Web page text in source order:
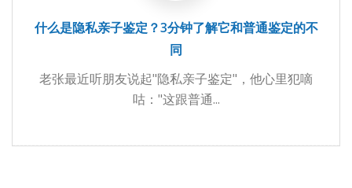
什么是隐私亲子鉴定？3分钟了解它和普通鉴定的不
同
老张最近听朋友说起"隐私亲子鉴定"，他心里犯嘀
咕："这跟普通...